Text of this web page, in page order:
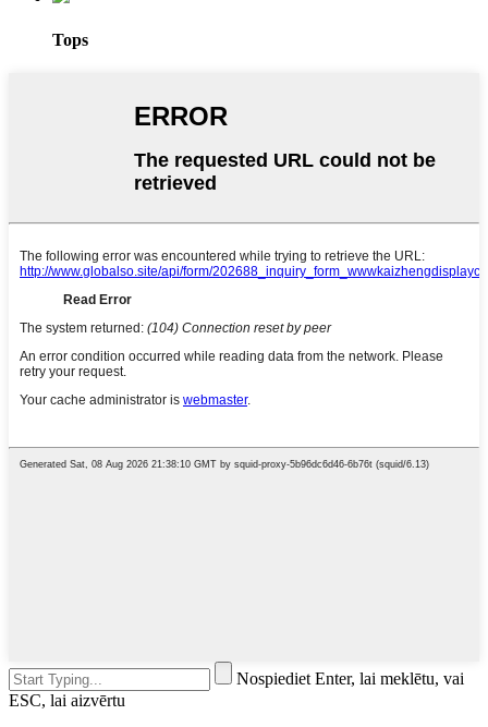
Tops
Nospiediet Enter, lai meklētu, vai
ESC, lai aizvērtu